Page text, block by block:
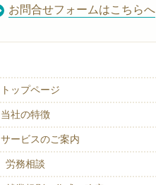
お問合せフォームはこちらへ
トップページ
当社の特徴
サービスのご案内
労務相談